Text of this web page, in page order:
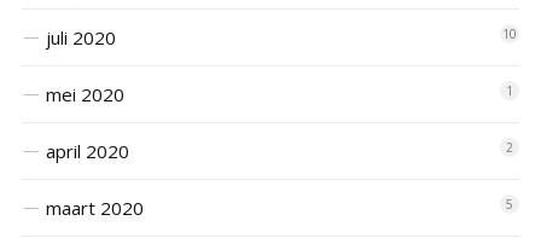
juli 2020 10
mei 2020 1
april 2020 2
maart 2020 5